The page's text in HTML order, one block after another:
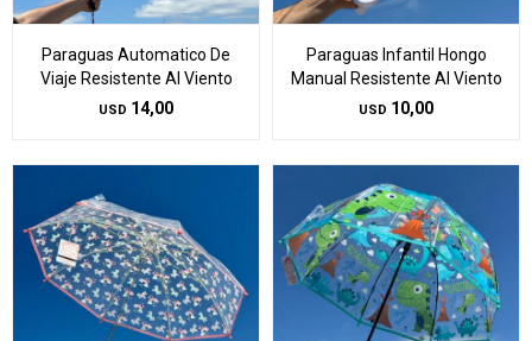
Paraguas Automatico De
Viaje Resistente Al Viento
USD 14,00
Paraguas Infantil Hongo
Manual Resistente Al Viento
USD 10,00